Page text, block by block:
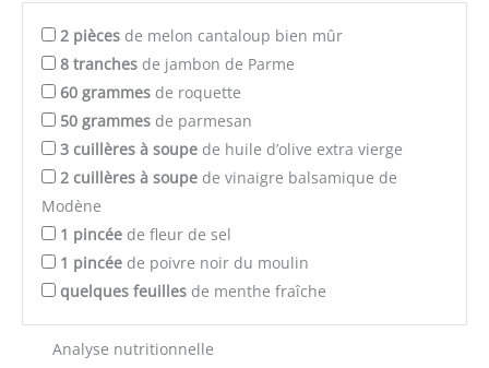
2 pièces de melon cantaloup bien mûr
8 tranches de jambon de Parme
60 grammes de roquette
50 grammes de parmesan
3 cuillères à soupe de huile d’olive extra vierge
2 cuillères à soupe de vinaigre balsamique de
Modène
1 pincée de fleur de sel
1 pincée de poivre noir du moulin
quelques feuilles de menthe fraîche
Analyse nutritionnelle